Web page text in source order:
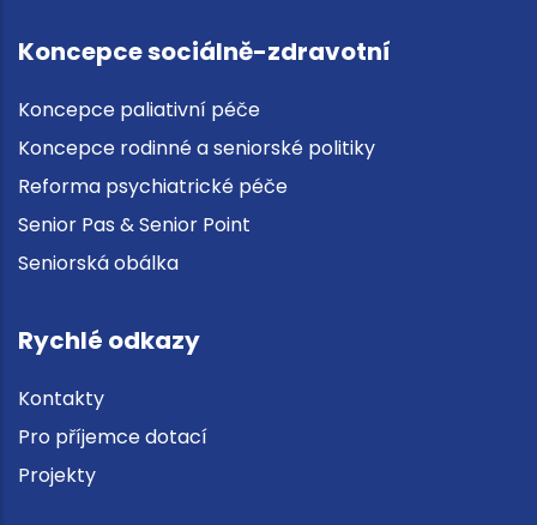
Koncepce sociálně-zdravotní
Koncepce paliativní péče
Koncepce rodinné a seniorské politiky
Reforma psychiatrické péče
Senior Pas & Senior Point
Seniorská obálka
Rychlé odkazy
Kontakty
Pro příjemce dotací
Projekty